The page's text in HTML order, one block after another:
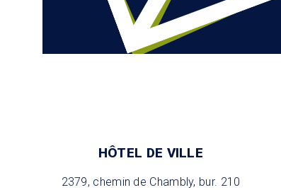
HÔTEL DE VILLE
2379, chemin de Chambly, bur. 210